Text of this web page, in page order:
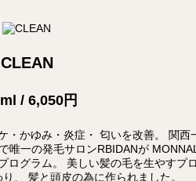
CLEAN
/ 6,050円
・かゆみ・炎症・ 匂いを改善。 関西
唯一の発毛サロンRBIDANが
ログラム。 美しい髪の毛を生やすプ
、 髪と頭皮の為に作られました。